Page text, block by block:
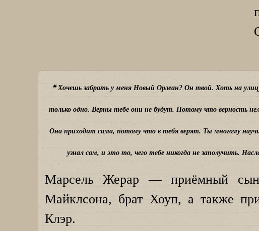
❝ Хочешь забрать у меня Новый Орлеан? Он твой. Хоть на
только одно. Верны тебе они не будут. Потому что верность
Она приходит сама, потому что в тебя верят. Ты многому
узнал сам, и это то, чего тебе никогда не заполучить.
Марсель Жерар — приёмный
Майклсона, брат Хоуп, а также
Клэр.